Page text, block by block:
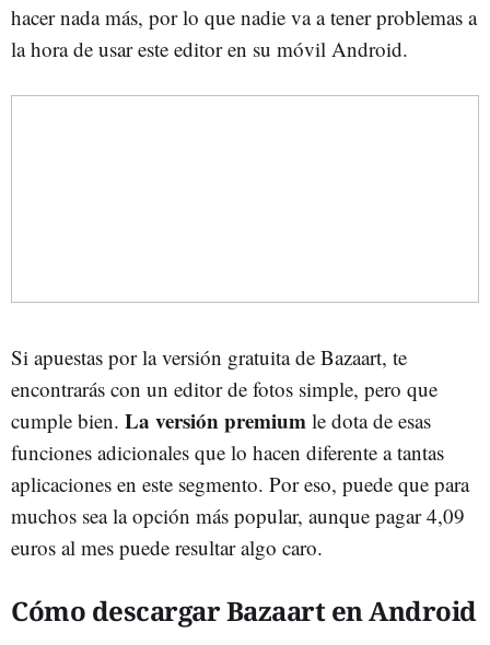
hacer nada más, por lo que nadie va a tener problemas a
la hora de usar este editor en su móvil Android.
Si apuestas por la versión gratuita de Bazaart, te
encontrarás con un editor de fotos simple, pero que
cumple bien. La versión premium le dota de esas
funciones adicionales que lo hacen diferente a tantas
aplicaciones en este segmento. Por eso, puede que para
muchos sea la opción más popular, aunque pagar 4,09
euros al mes puede resultar algo caro.
Cómo descargar Bazaart en Android